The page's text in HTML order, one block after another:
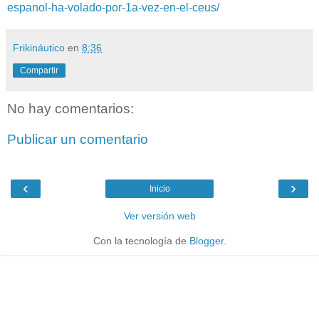
espanol-ha-volado-por-1a-vez-en-el-ceus/
Frikináutico en 8:36
Compartir
No hay comentarios:
Publicar un comentario
‹ ›
Inicio
Ver versión web
Con la tecnología de Blogger.